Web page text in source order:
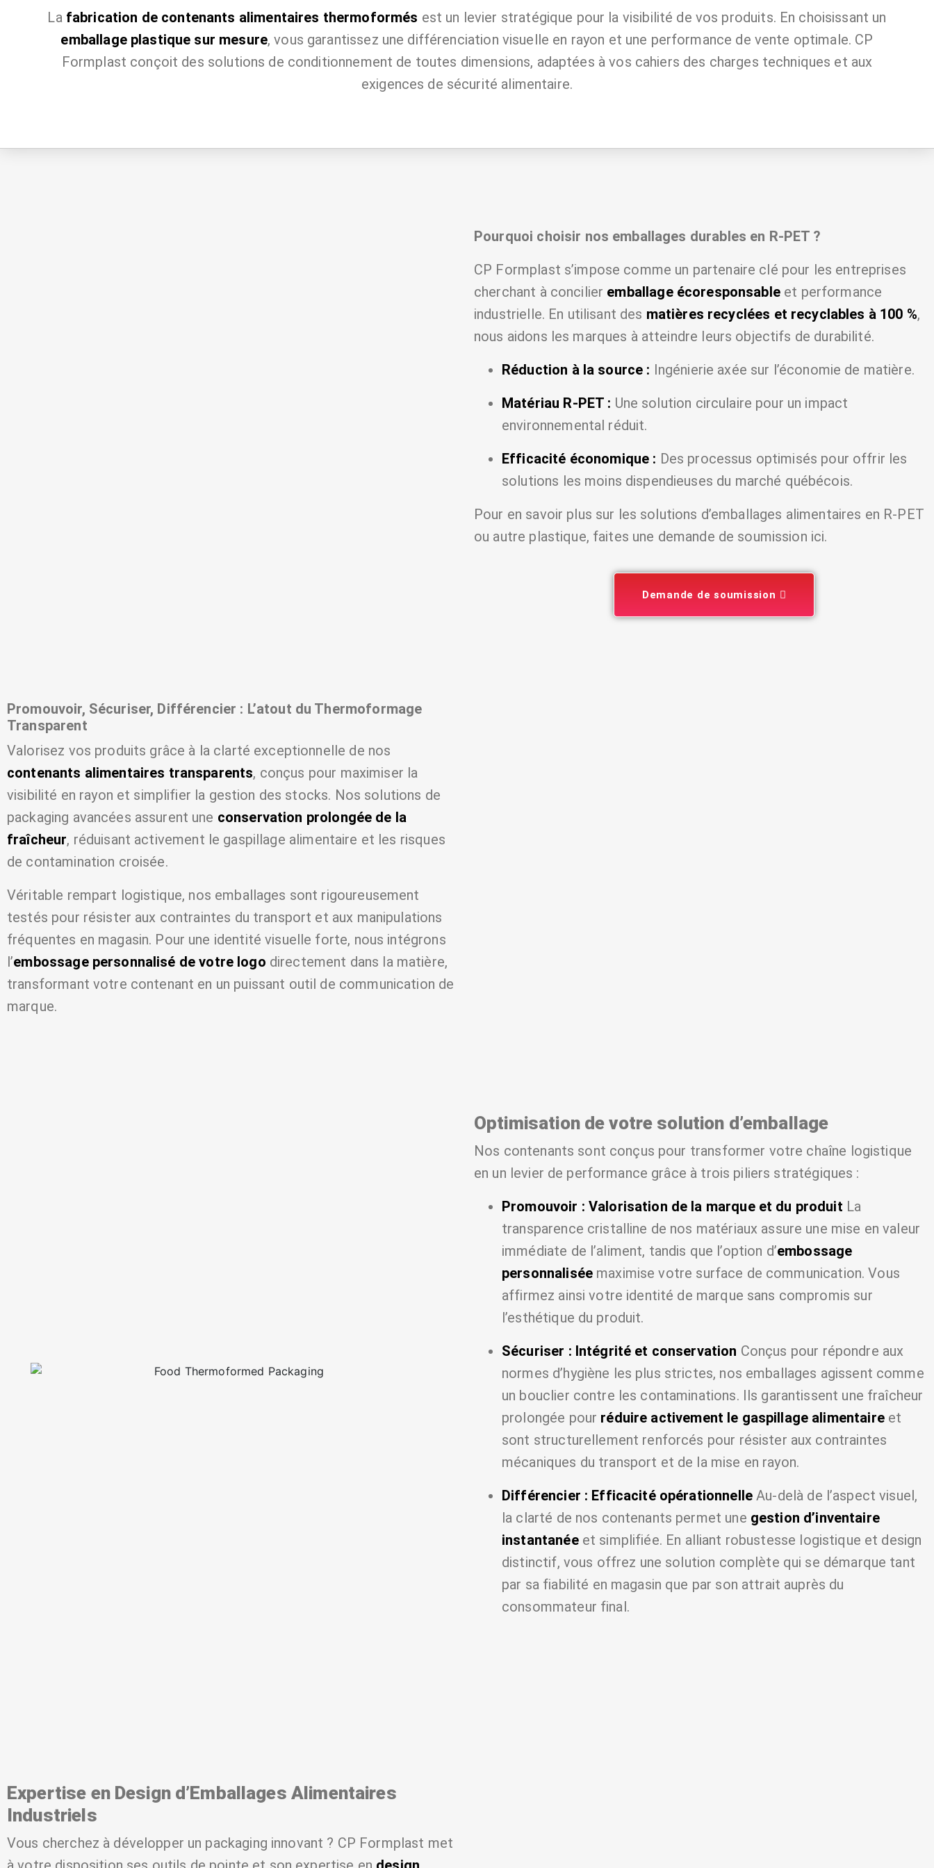
La fabrication de contenants alimentaires thermoformés est un levier stratégique pour la visibilité de vos produits. En choisissant un
emballage plastique sur mesure, vous garantissez une différenciation visuelle en rayon et une performance de vente optimale. CP
Formplast conçoit des solutions de conditionnement de toutes dimensions, adaptées à vos cahiers des charges techniques et aux
exigences de sécurité alimentaire.
Pourquoi choisir nos emballages durables en R-PET ?
CP Formplast s’impose comme un partenaire clé pour les entreprises
cherchant à concilier emballage écoresponsableet performance
industrielle. En utilisant des matières recyclées et recyclables à 100 %,
nous aidons les marques à atteindre leurs objectifs de durabilité.
Réduction à la source : Ingénierie axée sur l’économie de matière.
Matériau R-PET : Une solution circulaire pour un impact
environnemental réduit.
Efficacité économique : Des processus optimisés pour offrir les
solutions les moins dispendieuses du marché québécois.
Pour en savoir plus sur les solutions d’emballages alimentaires en R-PET
ou autre plastique, faites une demande de soumission ici.
Demande de soumission
Promouvoir, Sécuriser, Différencier : L’atout du Thermoformage
Transparent
Valorisez vos produits grâce à la clarté exceptionnelle de nos
contenants alimentaires transparents, conçus pour maximiser la
visibilité en rayon et simplifier la gestion des stocks. Nos solutions de
packaging avancées assurent une conservation prolongée de la
fraîcheur, réduisant activement le gaspillage alimentaire et les risques
de contamination croisée.
Véritable rempart logistique, nos emballages sont rigoureusement
testés pour résister aux contraintes du transport et aux manipulations
fréquentes en magasin. Pour une identité visuelle forte, nous intégrons
l’embossage personnalisé de votre logo directement dans la matière,
transformant votre contenant en un puissant outil de communication de
marque.
Optimisation de votre solution d’emballage
Nos contenants sont conçus pour transformer votre chaîne logistique
en un levier de performance grâce à trois piliers stratégiques :
Promouvoir : Valorisation de la marque et du produit La
transparence cristalline de nos matériaux assure une mise en valeur
immédiate de l’aliment, tandis que l’option d’embossage
personnaliséemaximise votre surface de communication. Vous
affirmez ainsi votre identité de marque sans compromis sur
l’esthétique du produit.
Sécuriser : Intégrité et conservation Conçus pour répondre aux
normes d’hygiène les plus strictes, nos emballages agissent comme
un bouclier contre les contaminations. Ils garantissent une fraîcheur
prolongée pour réduire activement le gaspillage alimentaireet
sont structurellement renforcés pour résister aux contraintes
mécaniques du transport et de la mise en rayon.
Différencier : Efficacité opérationnelle Au-delà de l’aspect visuel,
la clarté de nos contenants permet une gestion d’inventaire
instantanéeet simplifiée. En alliant robustesse logistique et design
distinctif, vous offrez une solution complète qui se démarque tant
par sa fiabilité en magasin que par son attrait auprès du
consommateur final.
Expertise en Design d’Emballages Alimentaires
Industriels
Vous cherchez à développer un packaging innovant ? CP Formplast met